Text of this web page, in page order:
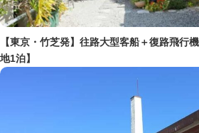
【東京・竹芝発】往路大型客船＋復路飛行
地1泊】